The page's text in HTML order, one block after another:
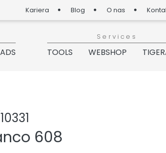
Kariera Blog O nas
Services
TOOLS WEBSHOP
Dodaj
608